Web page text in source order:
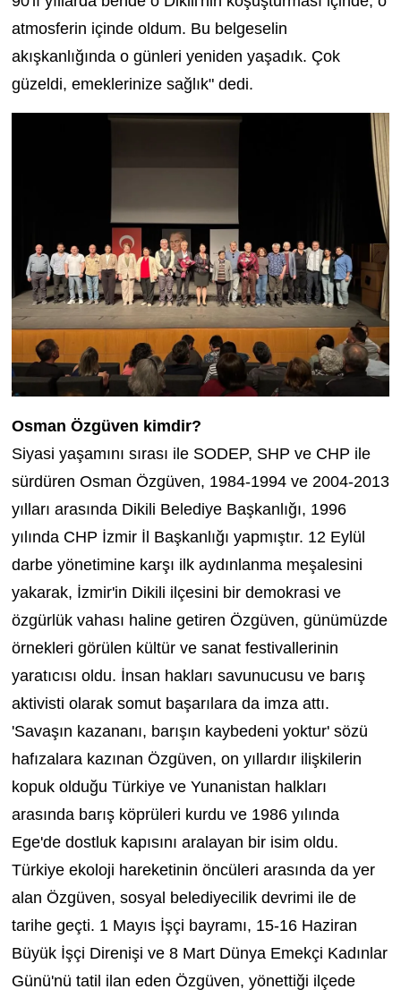
atmosferin içinde oldum. Bu belgeselin
akışkanlığında o günleri yeniden yaşadık. Çok
güzeldi, emeklerinize sağlık" dedi.
Osman Özgüven kimdir?
Siyasi yaşamını sırası ile SODEP, SHP ve CHP ile
sürdüren Osman Özgüven, 1984-1994 ve 2004-2013
yılları arasında Dikili Belediye Başkanlığı, 1996
yılında CHP İzmir İl Başkanlığı yapmıştır. 12 Eylül
darbe yönetimine karşı ilk aydınlanma meşalesini
yakarak, İzmir'in Dikili ilçesini bir demokrasi ve
özgürlük vahası haline getiren Özgüven, günümüzde
örnekleri görülen kültür ve sanat festivallerinin
yaratıcısı oldu. İnsan hakları savunucusu ve barış
aktivisti olarak somut başarılara da imza attı.
'Savaşın kazananı, barışın kaybedeni yoktur' sözü
hafızalara kazınan Özgüven, on yıllardır ilişkilerin
kopuk olduğu Türkiye ve Yunanistan halkları
arasında barış köprüleri kurdu ve 1986 yılında
Ege'de dostluk kapısını aralayan bir isim oldu.
Türkiye ekoloji hareketinin öncüleri arasında da yer
alan Özgüven, sosyal belediyecilik devrimi ile de
tarihe geçti. 1 Mayıs İşçi bayramı, 15-16 Haziran
Büyük İşçi Direnişi ve 8 Mart Dünya Emekçi Kadınlar
Günü'nü tatil ilan eden Özgüven, yönettiği ilçede